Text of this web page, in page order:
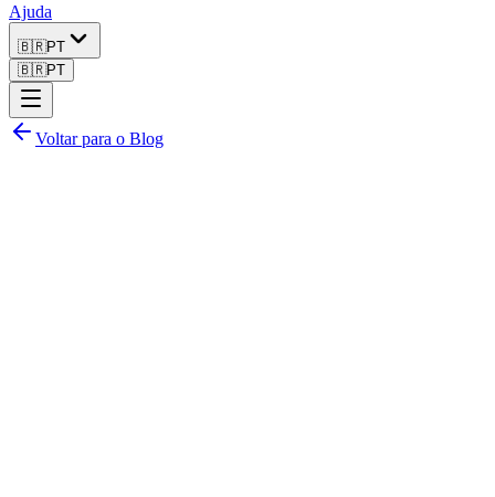
Ajuda
🇧🇷PT
🇧🇷PT
Voltar para o Blog